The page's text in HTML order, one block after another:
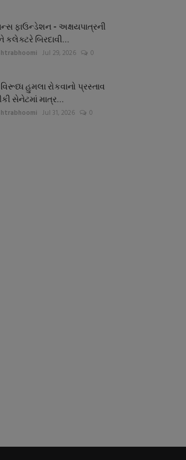
ફાઉન્ડેશન - અક્ષયપાત્રની
કલેક્ટરે બિરદાવી...
Jul 29, 2026 0
હુમલા રોકવાનો પ્રસ્તાવ
સેનેટમાં માત્ર...
Jul 31, 2026 0